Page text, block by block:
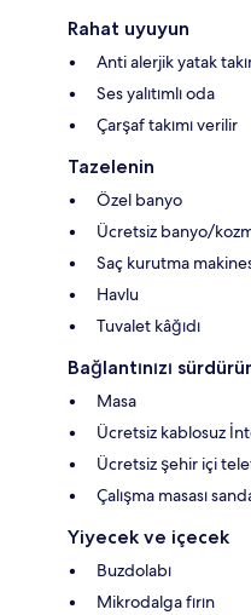
Rahat uyuyun
Anti alerjik yatak
Ses yalıtımlı oda
Çarşaf takımı verilir
Tazelenin
Özel banyo
Ücretsiz banyo/
Saç kurutma
Havlu
Tuvalet kâğıdı
Bağlantınızı
Masa
Ücretsiz kablosuz
Ücretsiz şehir içi
Çalışma masası
Yiyecek ve içecek
Buzdolabı
Mikrodalga fırın